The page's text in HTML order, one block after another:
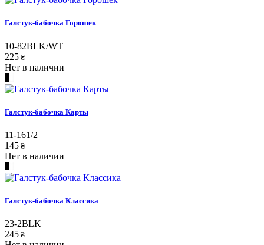
Галстук-бабочка Горошек
10-82BLK/WT
225 ₴
Нет в наличии
Галстук-бабочка Карты
11-161/2
145 ₴
Нет в наличии
Галстук-бабочка Классика
23-2BLK
245 ₴